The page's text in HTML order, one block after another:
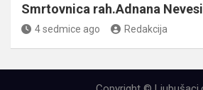
Smrtovnica rah.Adnana
4 sedmice ago Redakcija